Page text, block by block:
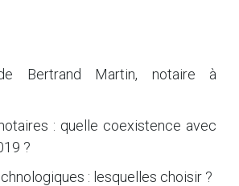
Bertrand Martin, notaire à
: quelle coexistence avec
?
: lesquelles choisir ?